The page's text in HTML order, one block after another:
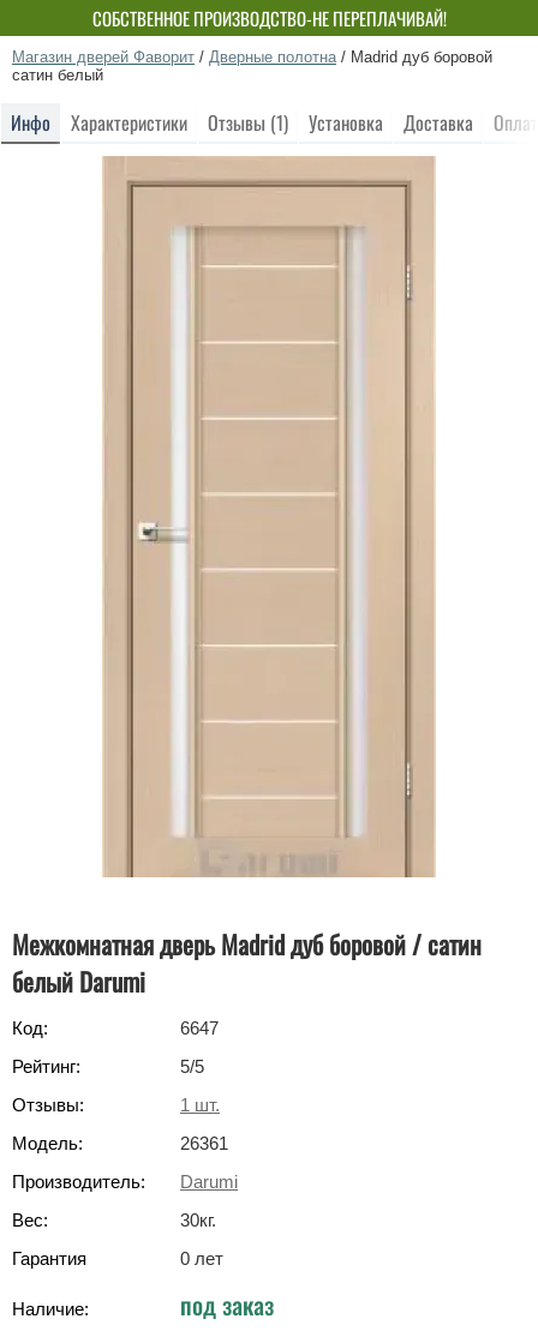
СОБСТВЕННОЕ ПРОИЗВОДСТВО-НЕ ПЕРЕПЛАЧИВАЙ!
Магазин дверей Фаворит / Дверные полотна / Madrid дуб боровой
сатин белый
Инфо Характеристики Отзывы (1) Установка Доставка
Межкомнатная дверь Madrid дуб боровой / сатин
белый Darumi
Код:
6647
Рейтинг:
5/5
Отзывы:
1 шт.
Модель:
26361
Производитель:
Darumi
Вес:
30кг.
Гарантия
0 лет
Наличие: под заказ